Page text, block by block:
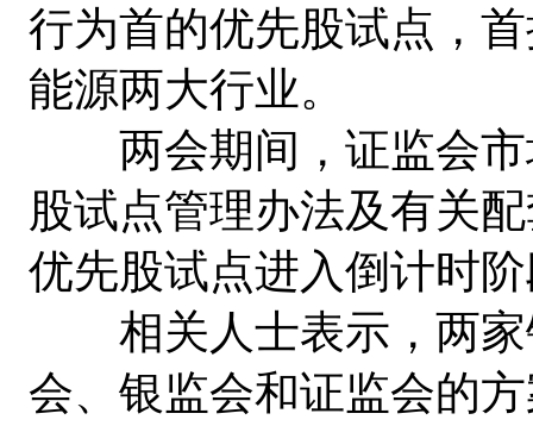
行为首的优先股试点，
能源两大行业。
两会期间，证监会市
股试点管理办法及有关
优先股试点进入倒计时
相关人士表示，两家
会、银监会和证监会的